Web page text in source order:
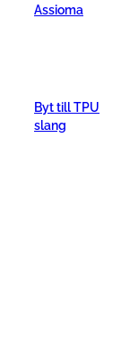
Assioma
Byt till TPU
slang